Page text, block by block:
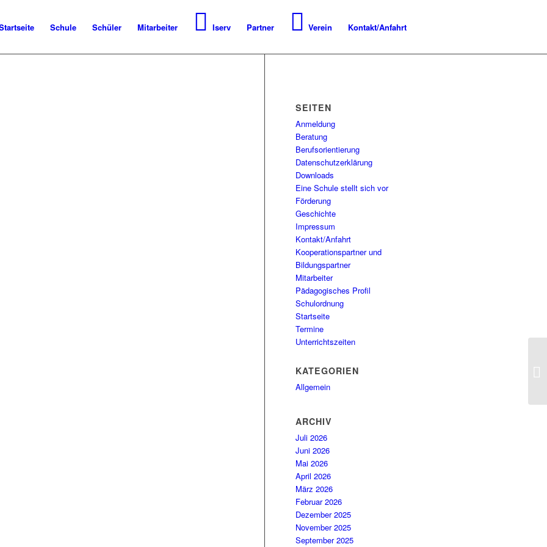
Schule Schüler Mitarbeiter Iserv Partner Verein Kontakt/Anfahrt
SEITEN
Anmeldung
Beratung
Berufsorientierung
Datenschutzerklärung
Downloads
Eine Schule stellt sich vor
Förderung
Geschichte
Impressum
Kontakt/Anfahrt
Kooperationspartner und
Bildungspartner
Mitarbeiter
Pädagogisches Profil
Schulordnung
Startseite
Termine
Unterrichtszeiten
KATEGORIEN
Allgemein
ARCHIV
Juli 2026
Juni 2026
Mai 2026
April 2026
März 2026
Februar 2026
Dezember 2025
November 2025
September 2025